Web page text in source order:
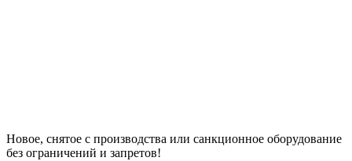
Новое, снятое с производства или санкционное оборудование
без ограничений и запретов!